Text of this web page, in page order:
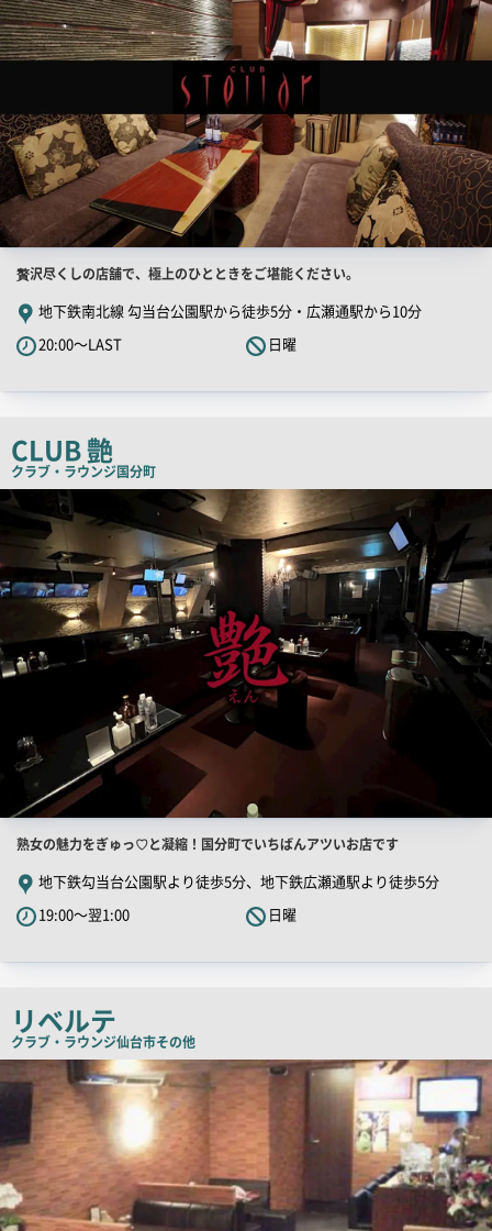
店
舗
PR
キ
コ
ピ
ー
贅沢尽くしの店舗で、極上のひとときをご堪能ください。
地下鉄南北線 勾当台公園駅から徒歩5分・広瀬通駅から10分
20:00～LAST
日曜
CLUB 艶
クラブ・ラウンジ国分町
店
像
店
舗
PR
キ
コ
ピ
ー
熟女の魅力をぎゅっ♡と凝縮！国分町でいちばんアツいお店です
地下鉄勾当台公園駅より徒歩5分、地下鉄広瀬通駅より徒歩5分
19:00～翌1:00
日曜
リベルテ
クラブ・ラウンジ仙台市その他
店
舗
PR